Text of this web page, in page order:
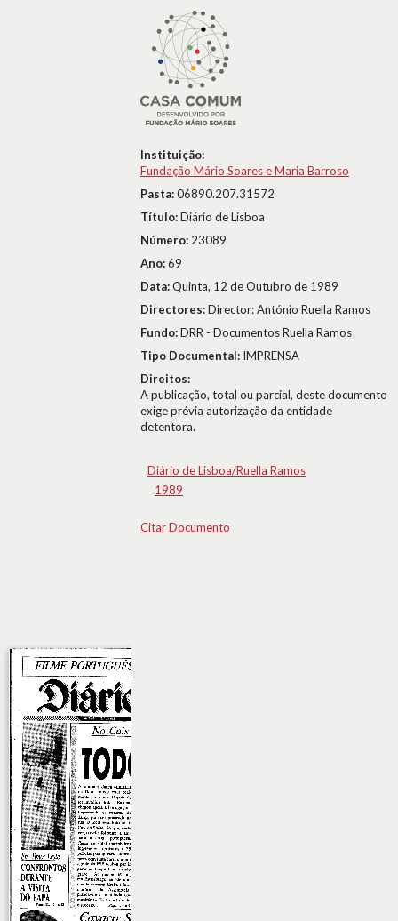
Instituição:
Fundação Mário Soares e Maria Barroso
Pasta:06890.207.31572
Título:Diário de Lisboa
Número: 23089
Ano:69
Data:Quinta, 12 de Outubro de 1989
Directores:Director: António Ruella Ramos
Fundo:DRR - Documentos Ruella Ramos
Tipo Documental: IMPRENSA
Direitos:
A publicação, total ou parcial, deste documento
exige prévia autorização da entidade
detentora.
Diário de Lisboa/Ruella Ramos
1989
Citar Documento